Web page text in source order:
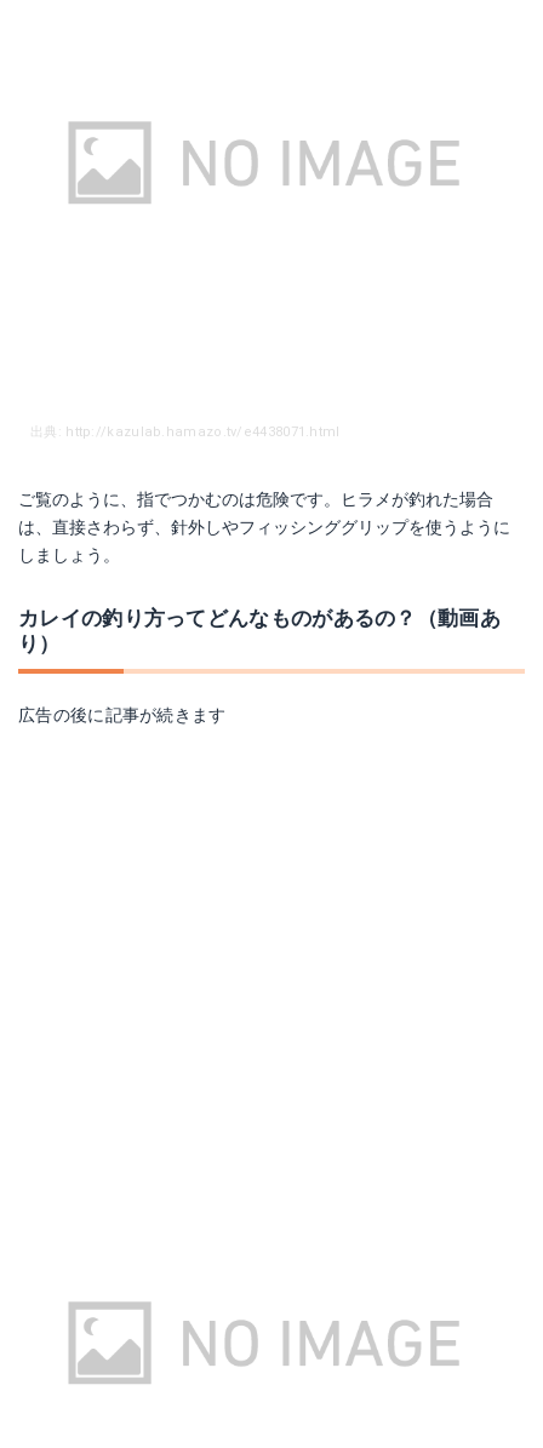
出典: http://kazulab.hamazo.tv/e4438071.html
ご覧のように、指でつかむのは危険です。ヒラメが釣れた場合
は、直接さわらず、針外しやフィッシンググリップを使うように
しましょう。
カレイの釣り方ってどんなものがあるの？（動画あ
り）
広告の後に記事が続きます